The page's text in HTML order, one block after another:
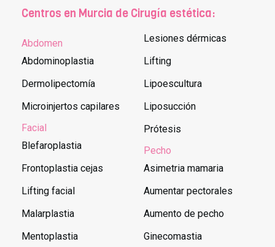
Centros en Murcia de Cirugía estética:
Abdomen
Abdominoplastia
Dermolipectomía
Microinjertos capilares
Facial
Blefaroplastia
Frontoplastia cejas
Lifting facial
Malarplastia
Mentoplastia
Lesiones dérmicas
Lifting
Lipoescultura
Liposucción
Prótesis
Pecho
Asimetria mamaria
Aumentar pectorales
Aumento de pecho
Ginecomastia